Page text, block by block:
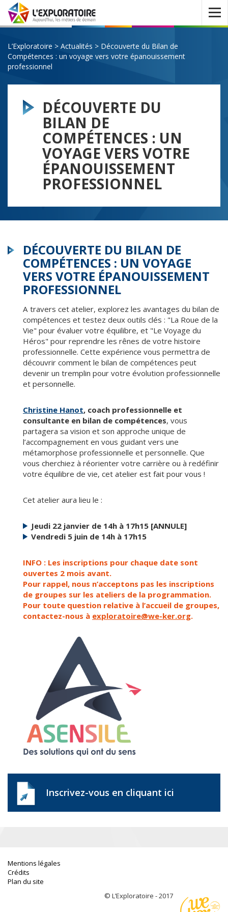
Ouvrir
le
menu
L’Exploratoire > Actualités > Découverte du Bilan de
Compétences : un voyage vers votre épanouissement
professionnel
DÉCOUVERTE DU
BILAN DE
COMPÉTENCES : UN
VOYAGE VERS VOTRE
ÉPANOUISSEMENT
PROFESSIONNEL
DÉCOUVERTE DU BILAN DE
COMPÉTENCES : UN VOYAGE
VERS VOTRE ÉPANOUISSEMENT
PROFESSIONNEL
A travers cet atelier, explorez les avantages du bilan de
compétences et testez deux outils clés : "La Roue de la
Vie" pour évaluer votre équilibre, et "Le Voyage du
Héros" pour reprendre les rênes de votre histoire
professionnelle. Cette expérience vous permettra de
découvrir comment le bilan de compétences peut
devenir un tremplin pour votre évolution professionnelle
et personnelle.
Christine Hanot, coach professionnelle et
consultante en bilan de compétences, vous
partagera sa vision et son approche unique de
l’accompagnement en vous guidant vers une
métamorphose professionnelle et personnelle. Que
vous cherchiez à réorienter votre carrière ou à redéfinir
votre équilibre de vie, cet atelier est fait pour vous !
Cet atelier aura lieu le :
Jeudi 22 janvier de 14h à 17h15 [ANNULE]
Vendredi 5 juin de 14h à 17h15
INFO : Les inscriptions pour chaque date sont
ouvertes 2 mois avant.
Pour rappel, nous n’acceptons pas les inscriptions
de groupes sur les ateliers de la programmation.
Pour toute question relative à l’accueil de groupes,
contactez-nous à exploratoire@we-ker.org.
Inscrivez-vous en cliquant ici
Mentions légales
Crédits
Plan du site
© L’Exploratoire - 2017